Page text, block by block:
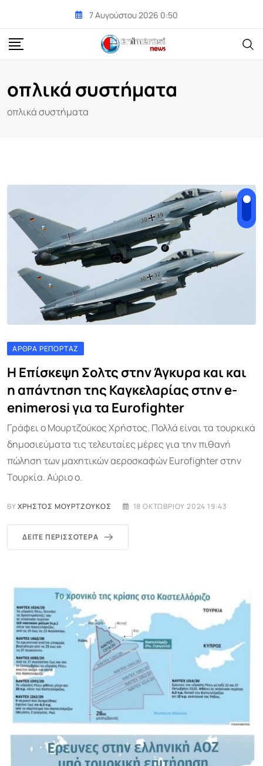
content
7 Αυγούστου 2026 0:50
οπλικά συστήματα
οπλικά συστήματα
ΆΡΘΡΑ ΡΕΠΟΡΤΆΖ
Η Επίσκεψη Σολτς στην Άγκυρα και και
η απάντηση της Καγκελαρίας στην e-
enimerosi για τα Eurofighter
Γράφει ο Μουρτζούκος Χρήστος. Πολλά είναι τα τουρκικά
δημοσιεύματα τις τελευταίες μέρες για την πιθανή
πώληση των μαχητικών αεροσκαφών Eurofighter στην
Τουρκία. Αύριο ο.
BYΧΡΉΣΤΟΣ ΜΟΥΡΤΖΟΎΚΟΣ 18 ΟΚΤΩΒΡΊΟΥ 2024 19:43
ΔΕΊΤΕ ΠΕΡΙΣΣΌΤΕΡΑ